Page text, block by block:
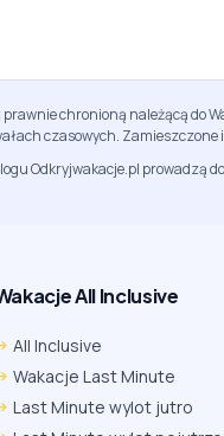
chronioną należącą
czasowych.
Odkryjwakacje.pl
All Inclusive
All Inclusive
Wakacje Last Minute
Last Minute wylot jutro